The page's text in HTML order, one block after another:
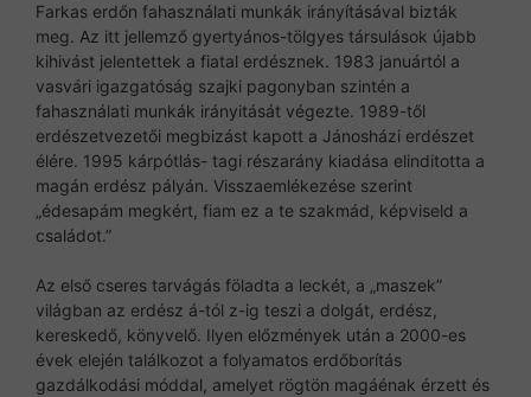
Farkas erdőn fahasználati munkák irányításával bizták
meg. Az itt jellemző gyertyános-tölgyes társulások újabb
kihivást jelentettek a fiatal erdésznek. 1983 januártól a
vasvári igazgatóság szajki pagonyban szintén a
fahasználati munkák irányitását végezte. 1989-től
erdészetvezetői megbizást kapott a Jánosházi erdészet
élére. 1995 kárpótlás- tagi részarány kiadása elinditotta a
magán erdész pályán. Visszaemlékezése szerint
„édesapám megkért, fiam ez a te szakmád, képviseld a
családot.”
Az első cseres tarvágás föladta a leckét, a „maszek”
világban az erdész á-tól z-ig teszi a dolgát, erdész,
kereskedő, könyvelő. Ilyen előzmények után a 2000-es
évek elején találkozot a folyamatos erdőborítás
gazdálkodási móddal, amelyet rögtön magáénak érzett és